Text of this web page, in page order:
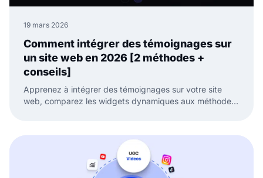
19 mars 2026
Comment intégrer des témoignages sur
un site web en 2026 [2 méthodes +
conseils]
Apprenez à intégrer des témoignages sur votre site
web, comparez les widgets dynamiques aux méthodes